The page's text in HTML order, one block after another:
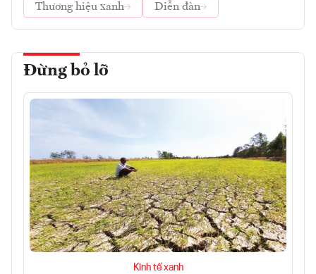
Thương hiệu xanh
Diễn đàn
Đừng bỏ lỡ
Kinh tế xanh